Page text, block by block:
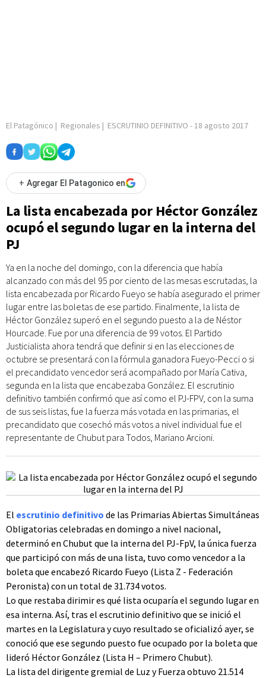
El Patagónico | Regionales | ESCRUTINIO DEFINITIVO - 18 agosto 2017
+ Agregar El Patagonico en
La lista encabezada por Héctor González
ocupó el segundo lugar en la interna del
PJ
Ya en la noche del domingo, con la diferencia que había
alcanzado con más del 95 por ciento de las mesas escrutadas, la
lista encabezada por Ricardo Fueyo se había asegurado el primer
lugar entre las boletas de ese partido. Finalmente, la lista de
Héctor González superó en el segundo puesto a la de Néstor
Hourcade. Fue por una diferencia de 99 votos. El Partido
Justicialista ahora tendrá que definir si en las elecciones de
octubre se presentará con la fórmula ganadora Fueyo-Pecci o si
el precandidato vencedor será acompañado por María Cativa,
segunda en la lista que encabezaba González. El escrutinio
definitivo también confirmó que así como el PJ-FPV, con la suma
de sus seis listas, fue la fuerza más votada en las primarias, el
precandidato que cosechó más votos a nivel individual fue el
representante de Chubut para Todos, Mariano Arcioni.
El escrutinio definitivo de las Primarias Abiertas Simultáneas
Obligatorias celebradas en domingo a nivel nacional,
determinó en Chubut que la interna del PJ-FpV, la única fuerza
que participó con más de una lista, tuvo como vencedor a la
boleta que encabezó Ricardo Fueyo (Lista Z - Federación
Peronista) con un total de 31.734 votos.
Lo que restaba dirimir es qué lista ocuparía el segundo lugar en
esa interna. Así, tras el escrutinio definitivo que se inició el
martes en la Legislatura y cuyo resultado se oficializó ayer, se
conoció que ese segundo puesto fue ocupado por la boleta que
lideró Héctor González (Lista H – Primero Chubut).
La lista del dirigente gremial de Luz y Fuerza obtuvo 21.514